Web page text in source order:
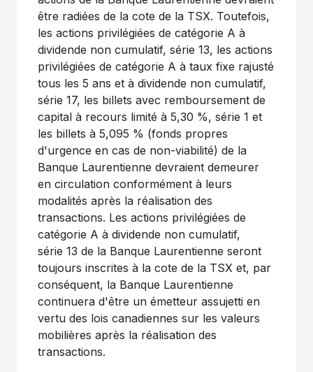
être radiées de la cote de la TSX. Toutefois,
les actions privilégiées de catégorie A à
dividende non cumulatif, série 13, les actions
privilégiées de catégorie A à taux fixe rajusté
tous les 5 ans et à dividende non cumulatif,
série 17, les billets avec remboursement de
capital à recours limité à 5,30 %, série 1 et
les billets à 5,095 % (fonds propres
d'urgence en cas de non-viabilité) de la
Banque Laurentienne devraient demeurer
en circulation conformément à leurs
modalités après la réalisation des
transactions. Les actions privilégiées de
catégorie A à dividende non cumulatif,
série 13 de la Banque Laurentienne seront
toujours inscrites à la cote de la TSX et, par
conséquent, la Banque Laurentienne
continuera d'être un émetteur assujetti en
vertu des lois canadiennes sur les valeurs
mobilières après la réalisation des
transactions.